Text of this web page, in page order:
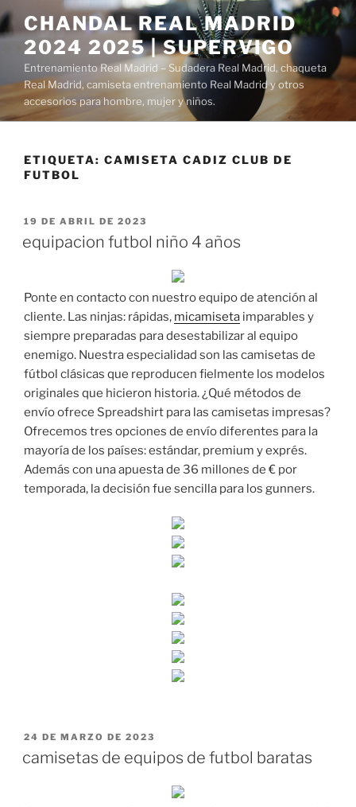
Saltar
al
contenido
CHANDAL REAL MADRID
2024 2025 | SUPERVIGO
Entrenamiento Real Madrid – Sudadera Real Madrid, chaqueta
Real Madrid, camiseta entrenamiento Real Madrid y otros
accesorios para hombre, mujer y niños.
ETIQUETA: CAMISETA CADIZ CLUB DE
FUTBOL
PUBLICADO
19 DE ABRIL DE 2023
equipacion futbol niño 4 años
Ponte en contacto con nuestro equipo de atención al
cliente. Las ninjas: rápidas, micamiseta imparables y
siempre preparadas para desestabilizar al equipo
enemigo. Nuestra especialidad son las camisetas de
fútbol clásicas que reproducen fielmente los modelos
originales que hicieron historia. ¿Qué métodos de
envío ofrece Spreadshirt para las camisetas impresas?
Ofrecemos tres opciones de envío diferentes para la
mayoría de los países: estándar, premium y exprés.
Además con una apuesta de 36 millones de € por
temporada, la decisión fue sencilla para los gunners.
PUBLICADO
24 DE MARZO DE 2023
camisetas de equipos de futbol baratas